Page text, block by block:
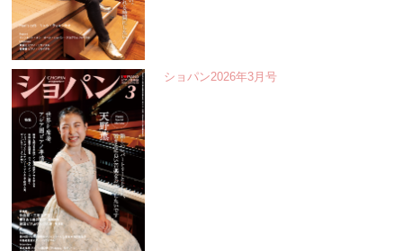
ショパン2026年3月号